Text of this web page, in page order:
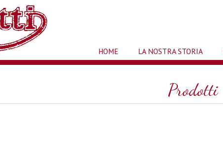
HOME LA NOSTRA STORIA
Prodotti